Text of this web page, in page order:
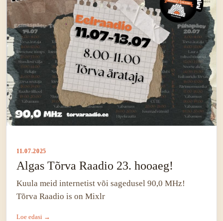
11.07.2025
Algas Tõrva Raadio 23. hooaeg!
Kuula meid internetist või sagedusel 90,0 MHz!
Tõrva Raadio is on Mixlr
Loe edasi →